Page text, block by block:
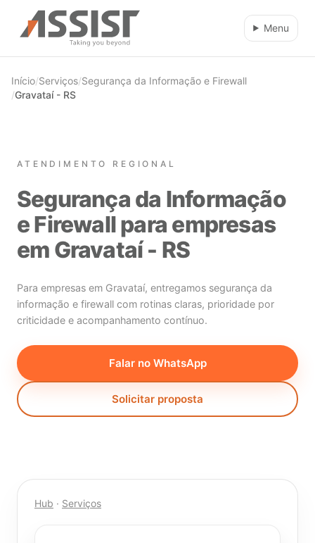
Ir direto para o conteúdo
Menu
Início/Serviços/Segurança da Informação e Firewall
/Gravataí - RS
ATENDIMENTO REGIONAL
Segurança da Informação
e Firewall para empresas
em Gravataí - RS
Para empresas em Gravataí, entregamos segurança da
informação e firewall com rotinas claras, prioridade por
criticidade e acompanhamento contínuo.
Falar no WhatsApp
Solicitar proposta
Hub · Serviços